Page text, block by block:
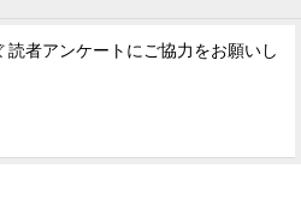
読者アンケートにご協力をお願いし